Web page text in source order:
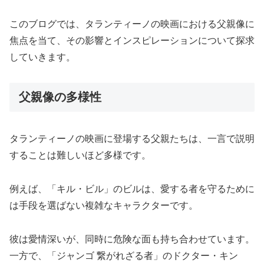
このブログでは、タランティーノの映画における父親像に
焦点を当て、その影響とインスピレーションについて探求
していきます。
父親像の多様性
タランティーノの映画に登場する父親たちは、一言で説明
することは難しいほど多様です。
例えば、「キル・ビル」のビルは、愛する者を守るために
は手段を選ばない複雑なキャラクターです。
彼は愛情深いが、同時に危険な面も持ち合わせています。
一方で、「ジャンゴ 繋がれざる者」のドクター・キン